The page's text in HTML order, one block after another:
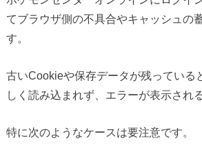
てブラウザ側の不具合やキャッシュの
す。
古いCookieや保存データが残っている
しく読み込まれず、エラーが表示され
特に次のようなケースは要注意です。